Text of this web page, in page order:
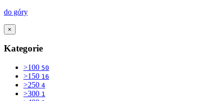
do góry
×
Kategorie
>100 50
>150 16
>250 4
>300 1